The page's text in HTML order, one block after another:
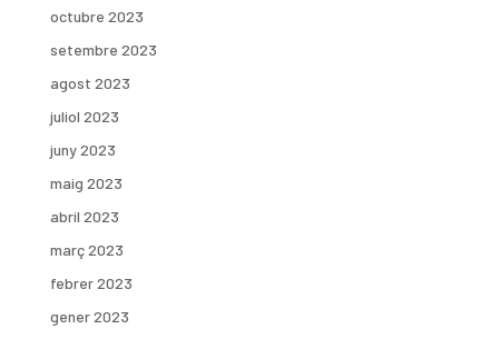
octubre 2023
setembre 2023
agost 2023
juliol 2023
juny 2023
maig 2023
abril 2023
març 2023
febrer 2023
gener 2023